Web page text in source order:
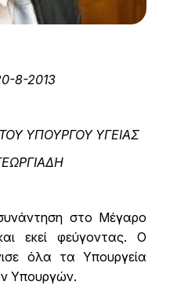
8-2013
ΥΠΟΥΡΓΟΥ ΥΓΕΙΑΣ
στο Μέγαρο
εκεί φεύγοντας. Ο
όλα τα Υπουργεία
Υπουργών.